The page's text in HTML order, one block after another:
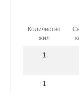
Количество
жил
1
1